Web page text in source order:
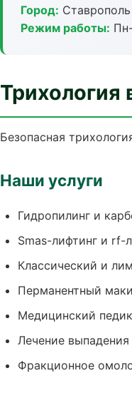
Город: Ставрополь
Режим работы:
Трихология
Безопасная
Наши услуги
Гидропилинг и
Smas-лифтинг и rf-
Классический и
Перманентный
Медицинский
Лечение
Фракционное